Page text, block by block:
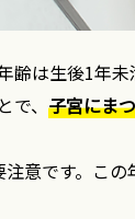
は生後1年未
、 子宮にま
意です。こ